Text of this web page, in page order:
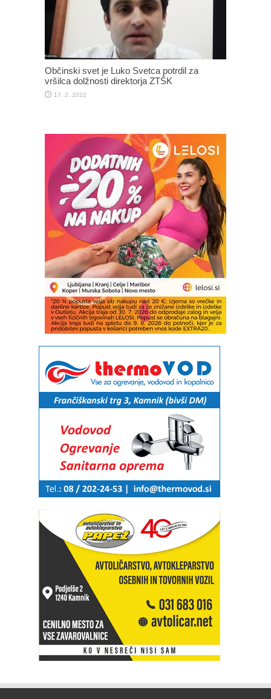
Občinski svet je Luko Svetca potrdil za
vršilca dolžnosti direktorja ZTŠK
17. 2. 2022